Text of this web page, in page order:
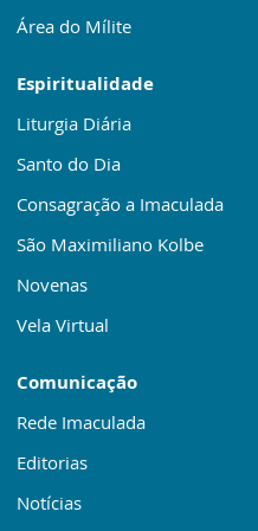
Área do Mílite
Espiritualidade
Liturgia Diária
Santo do Dia
Consagração a Imaculada
São Maximiliano Kolbe
Novenas
Vela Virtual
Comunicação
Rede Imaculada
Editorias
Notícias